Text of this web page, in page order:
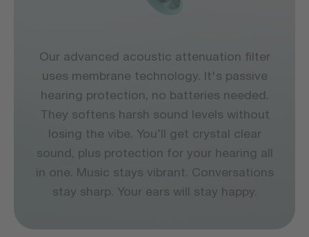
Our advanced acoustic attenuation filter
uses membrane technology. It's passive
hearing protection, no batteries needed.
They softens harsh sound levels without
losing the vibe. You’ll get crystal clear
sound, plus protection for your hearing all
in one. Music stays vibrant. Conversations
stay sharp. Your ears will stay happy.